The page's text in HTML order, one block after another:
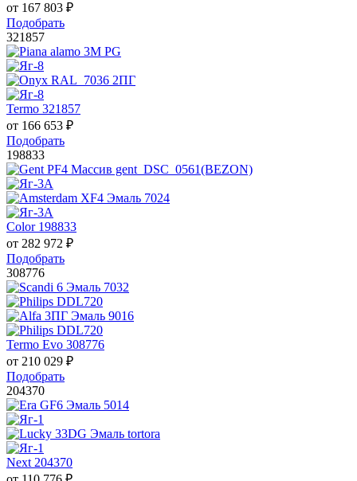
от 167 803 ₽
Подобрать
321857
Termo 321857
от 166 653 ₽
Подобрать
198833
Color 198833
от 282 972 ₽
Подобрать
308776
Termo Evo 308776
от 210 029 ₽
Подобрать
204370
Next 204370